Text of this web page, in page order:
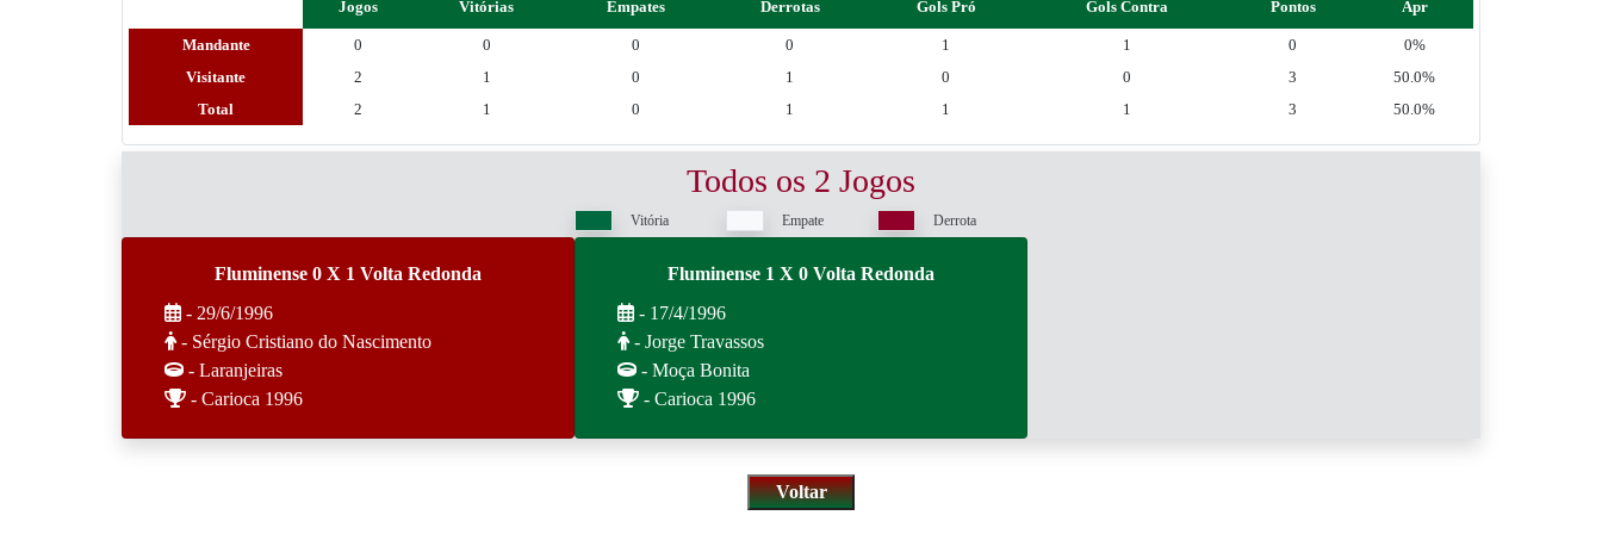
Jogos Vitórias Empates Derrotas Gols Pró Gols Contra Pontos Apr
Mandante 0 0 0 0 1 1 0
0%
Visitante
2 1 0 1 0 0 3
50.0%
Total
2 1 0 1 1 1 3 50.0%
Todos os 2 Jogos
Vitória Empate Derrota
Fluminense 0 X 1 Volta Redonda
- 29/6/1996
- Sérgio Cristiano do Nascimento
- Laranjeiras
- Carioca 1996
Fluminense 1 X 0 Volta Redonda
- 17/4/1996
- Jorge Travassos
- Moça Bonita
- Carioca 1996